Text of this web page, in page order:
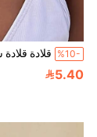
%10-
5.40